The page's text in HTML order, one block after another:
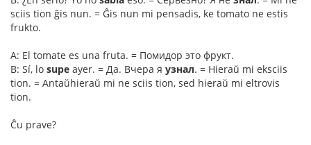
sciis tion ĝis nun. = Ĝis nun mi pensadis, ke tomato ne estis
frukto.
A: El tomate es una fruta. = Помидор это фрукт.
B: Sí, lo supe ayer. = Да. Вчера я узнал. = Hieraŭ mi eksciis
tion. = Antaŭhieraŭ mi ne sciis tion, sed hieraŭ mi eltrovis
tion.
Ĉu prave?